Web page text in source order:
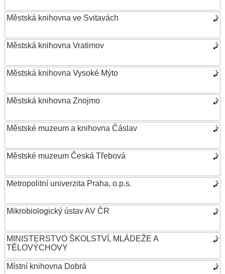
Městská knihovna ve Svitavách
Městská knihovna Vratimov
Městská knihovna Vysoké Mýto
Městská knihovna Znojmo
Městské muzeum a knihovna Čáslav
Městské muzeum Česká Třebová
Metropolitní univerzita Praha, o.p.s.
Mikrobiologický ústav AV ČR
MINISTERSTVO ŠKOLSTVÍ, MLÁDEŽE A
TĚLOVÝCHOVY
Místní knihovna Dobrá